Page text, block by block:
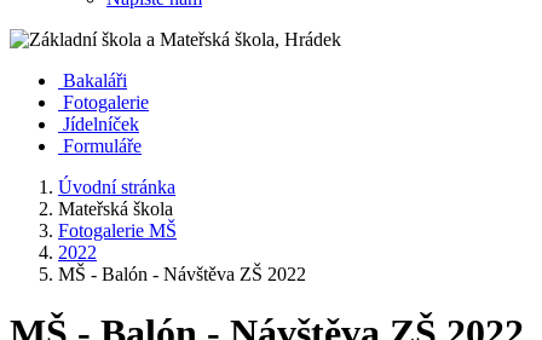
Bakaláři
Fotogalerie
Jídelníček
Formuláře
Úvodní stránka
Mateřská škola
Fotogalerie MŠ
2022
MŠ - Balón - Návštěva ZŠ 2022